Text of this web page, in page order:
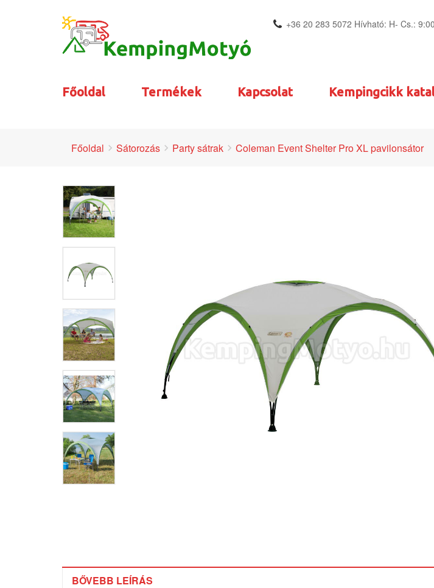
+36 20 283 5072 Hívható: H- Cs.:
Főoldal Termékek Kapcsolat Kempingcikk
Főoldal Sátorozás Party sátrak Coleman Event Shelter Pro XL pavilonsátor
BŐVEBB LEÍRÁS